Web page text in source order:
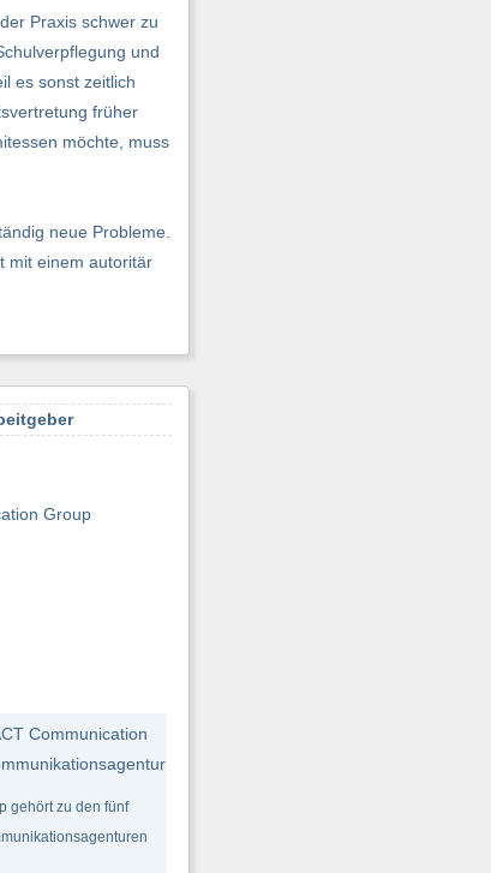
Praxis schwer zu
und
es sonst zeitlich
früher
möchte, muss
neue Probleme.
mit einem autoritär
Group
Communication
gehört zu den fünf